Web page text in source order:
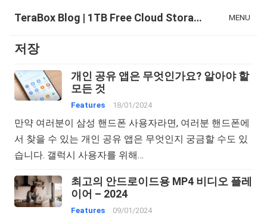
TeraBox Blog | 1TB Free Cloud Storage & All-in-One AI Space MENU
저장
개인 공유 앱은 무엇인가요? 알아야 할
모든 것
Features 18/01/2024
만약 여러분이 삼성 핸드폰 사용자라면, 여러분 핸드폰에
서 찾을 수 있는 개인 공유 앱은 무엇인지 궁금할 수도 있
습니다. 갤럭시 사용자를 위해…
최고의 안드로이드용 MP4 비디오 플레
이어 – 2024
Features 09/01/2024